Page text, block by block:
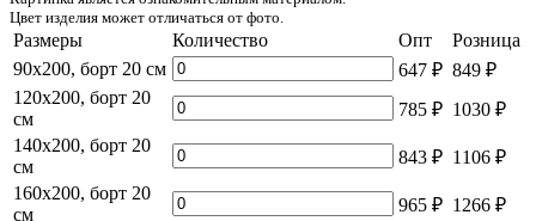
Цвет изделия может отличаться от фото.
Размеры Количество Опт
Розница
90x200, борт 20 см
647 ₽ 849 ₽
120x200, борт 20
см
785 ₽ 1030 ₽
140x200, борт 20
см
843 ₽ 1106 ₽
160x200, борт 20
см
965 ₽ 1266 ₽